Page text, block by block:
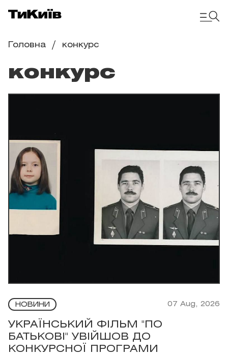
Головна конкурс
конкурс
НОВИНИ 07 Aug, 2026
УКРАЇНСЬКИЙ ФІЛЬМ "ПО
БАТЬКОВІ" УВІЙШОВ ДО
КОНКУРСНОЇ ПРОГРАМИ